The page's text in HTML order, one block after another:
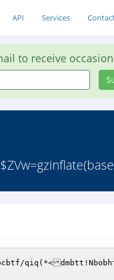
API Services
to receive
qiq(*<